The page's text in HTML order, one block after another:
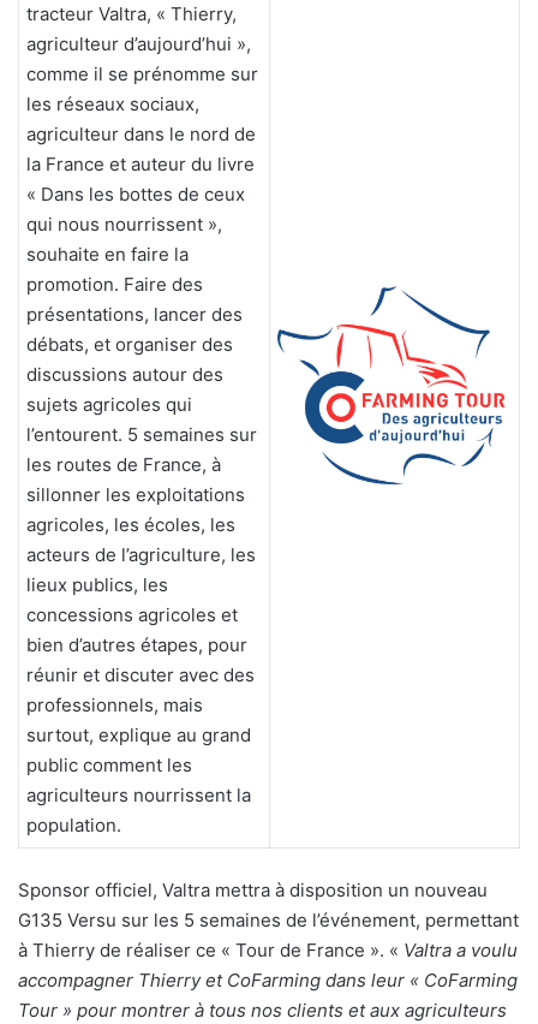
tracteur Valtra, « Thierry,
agriculteur d’aujourd’hui »,
comme il se prénomme sur
les réseaux sociaux,
agriculteur dans le nord de
la France et auteur du livre
« Dans les bottes de ceux
qui nous nourrissent »,
souhaite en faire la
promotion. Faire des
présentations, lancer des
débats, et organiser des
discussions autour des
sujets agricoles qui
l’entourent. 5 semaines sur
les routes de France, à
sillonner les exploitations
agricoles, les écoles, les
acteurs de l’agriculture, les
lieux publics, les
concessions agricoles et
bien d’autres étapes, pour
réunir et discuter avec des
professionnels, mais
surtout, explique au grand
public comment les
agriculteurs nourrissent la
population.
Sponsor officiel, Valtra mettra à disposition un nouveau
G135 Versu sur les 5 semaines de l’événement, permettant
à Thierry de réaliser ce « Tour de France ». « Valtra a voulu
accompagner Thierry et CoFarming dans leur « CoFarming
Tour » pour montrer à tous nos clients et aux agriculteurs